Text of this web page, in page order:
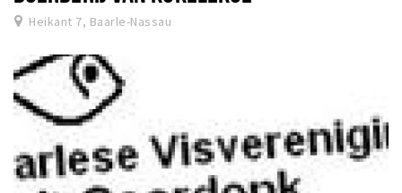
Heikant 7, Baarle-Nassau